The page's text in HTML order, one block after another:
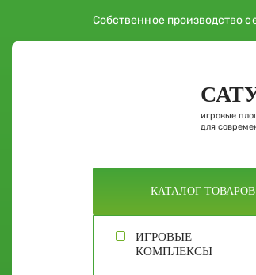
Собственное производство
игровые
для
КАТАЛОГ ТОВАРОВ
ИГРОВЫЕ
КОМПЛЕКСЫ